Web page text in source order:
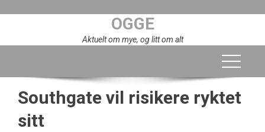
OGGE
Aktuelt om mye, og litt om alt
Southgate vil risikere ryktet
sitt